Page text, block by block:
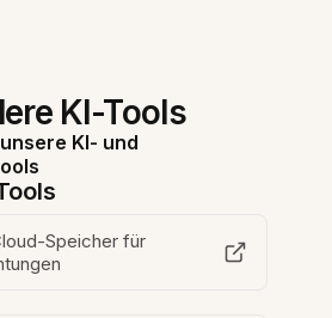
KI-Tools
KI- und
Speicher für